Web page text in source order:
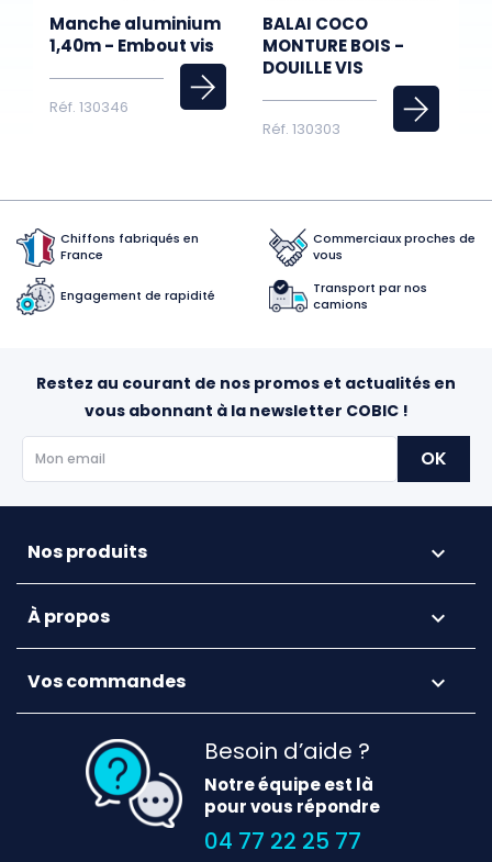
Manche aluminium
1,40m - Embout vis
Réf. 130346
BALAI COCO
MONTURE BOIS -
DOUILLE VIS
Réf. 130303
Chiffons fabriqués en
France
Commerciaux proches de
vous
Engagement de rapidité
Transport par nos
camions
Restez au courant de nos promos et actualités en
vous abonnant à la newsletter COBIC !
Nos produits 
À propos 
Vos commandes 
Besoin d’aide ?
Notre équipe est là
pour vous répondre
04 77 22 25 77